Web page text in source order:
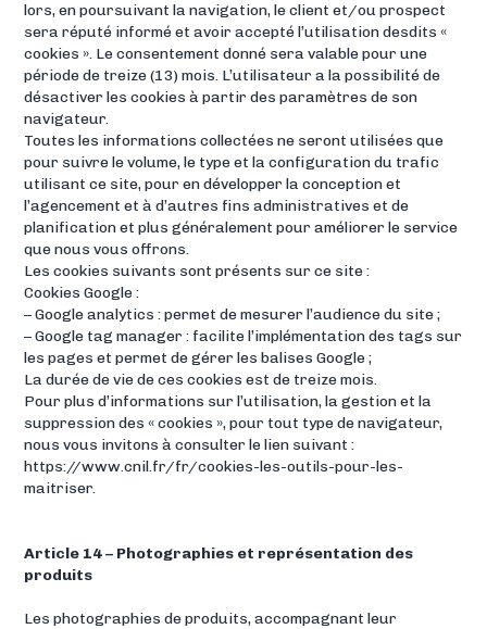
lors, en poursuivant la navigation, le client et/ou prospect
sera réputé informé et avoir accepté l’utilisation desdits «
cookies ». Le consentement donné sera valable pour une
période de treize (13) mois. L’utilisateur a la possibilité de
désactiver les cookies à partir des paramètres de son
navigateur.
Toutes les informations collectées ne seront utilisées que
pour suivre le volume, le type et la configuration du trafic
utilisant ce site, pour en développer la conception et
l’agencement et à d’autres fins administratives et de
planification et plus généralement pour améliorer le service
que nous vous offrons.
Les cookies suivants sont présents sur ce site :
Cookies Google :
– Google analytics : permet de mesurer l’audience du site ;
– Google tag manager : facilite l’implémentation des tags sur
les pages et permet de gérer les balises Google ;
La durée de vie de ces cookies est de treize mois.
Pour plus d’informations sur l’utilisation, la gestion et la
suppression des « cookies », pour tout type de navigateur,
nous vous invitons à consulter le lien suivant :
https://www.cnil.fr/fr/cookies-les-outils-pour-les-
maitriser.
Article 14 – Photographies et représentation des
produits
Les photographies de produits, accompagnant leur